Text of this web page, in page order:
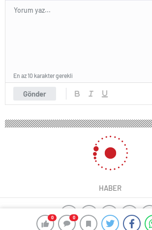
0 0
Gönder
En az 10 karakter gerekli
HABER